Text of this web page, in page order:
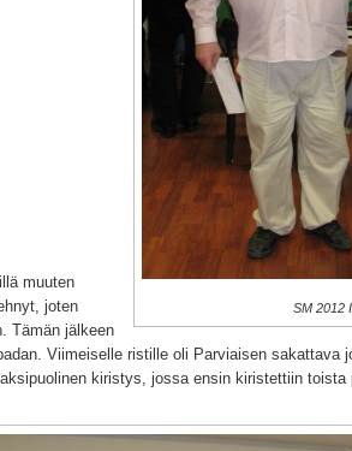
SM 2012
muuten
joten
Tämän jälkeen
Viimeiselle ristille oli Parviaisen sakattava
kiristys, jossa ensin kiristettiin toista